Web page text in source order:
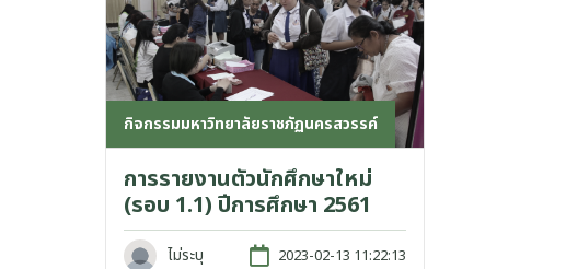
กิจกรรมมหาวิทยาลัยราชภัฏนครสวรรค์
การรายงานตัวนักศึกษาใหม่
(รอบ 1.1) ปีการศึกษา 2561
ไม่ระบุ 2023-02-13 11:22:13